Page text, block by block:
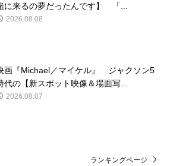
に来るの夢だったんです】 「...
2026.08.08
画『Michael／マイケル』 ジャクソン5
代の【新スポット映像＆場面写...
2026.08.07
ランキングページ